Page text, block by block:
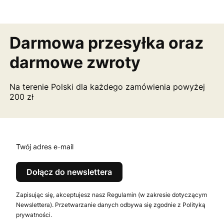
Darmowa przesyłka oraz
darmowe zwroty
Na terenie Polski dla każdego zamówienia powyżej
200 zł
Twój adres e-mail
Dołącz do newslettera
Zapisując się, akceptujesz nasz Regulamin (w zakresie dotyczącym
Newslettera). Przetwarzanie danych odbywa się zgodnie z Polityką
prywatności.